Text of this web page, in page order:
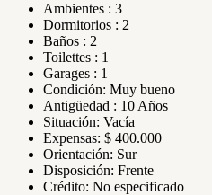
Ambientes : 3
Dormitorios : 2
Baños : 2
Toilettes : 1
Garages : 1
Condición: Muy bueno
Antigüedad : 10 Años
Situación: Vacía
Expensas: $ 400.000
Orientación: Sur
Disposición: Frente
Crédito: No especificado